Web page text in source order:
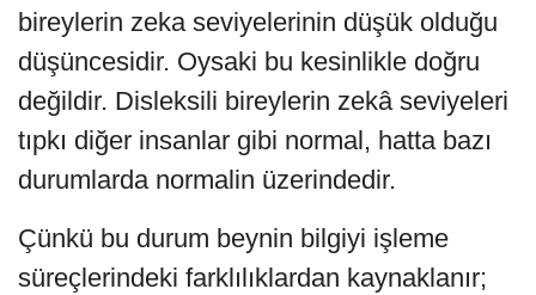
bireylerin zeka seviyelerinin düşük olduğu
düşüncesidir. Oysaki bu kesinlikle doğru
değildir. Disleksili bireylerin zekâ seviyeleri
tıpkı diğer insanlar gibi normal, hatta bazı
durumlarda normalin üzerindedir.
Çünkü bu durum beynin bilgiyi işleme
süreçlerindeki farklılıklardan kaynaklanır;